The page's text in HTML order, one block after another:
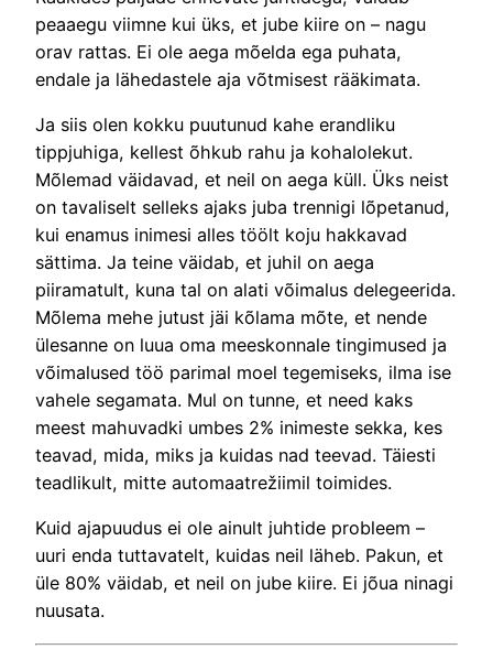
peaaegu viimne kui üks, et jube kiire on – nagu
orav rattas. Ei ole aega mõelda ega puhata,
endale ja lähedastele aja võtmisest rääkimata.
Ja siis olen kokku puutunud kahe erandliku
tippjuhiga, kellest õhkub rahu ja kohalolekut.
Mõlemad väidavad, et neil on aega küll. Üks neist
on tavaliselt selleks ajaks juba trennigi lõpetanud,
kui enamus inimesi alles töölt koju hakkavad
sättima. Ja teine väidab, et juhil on aega
piiramatult, kuna tal on alati võimalus delegeerida.
Mõlema mehe jutust jäi kõlama mõte, et nende
ülesanne on luua oma meeskonnale tingimused ja
võimalused töö parimal moel tegemiseks, ilma ise
vahele segamata. Mul on tunne, et need kaks
meest mahuvadki umbes 2% inimeste sekka, kes
teavad, mida, miks ja kuidas nad teevad. Täiesti
teadlikult, mitte automaatrežiimil toimides.
Kuid ajapuudus ei ole ainult juhtide probleem –
uuri enda tuttavatelt, kuidas neil läheb. Pakun, et
üle 80% väidab, et neil on jube kiire. Ei jõua ninagi
nuusata.